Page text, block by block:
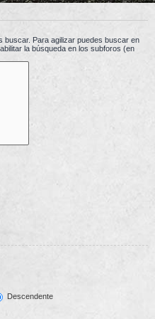
buscar. Para agilizar puedes buscar en
la búsqueda en los subforos (en
Descendente